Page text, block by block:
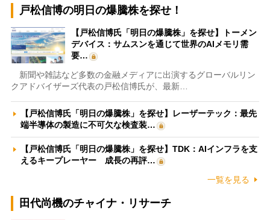
戸松信博の明日の爆騰株を探せ！
【戸松信博氏「明日の爆騰株」を探せ】トーメン
デバイス：サムスンを通じて世界のAIメモリ需
要…
新聞や雑誌など多数の金融メディアに出演するグローバルリン
クアドバイザーズ代表の戸松信博氏が、最新…
【戸松信博氏「明日の爆騰株」を探せ】レーザーテック：最先
端半導体の製造に不可欠な検査装…
【戸松信博氏「明日の爆騰株」を探せ】TDK：AIインフラを支
えるキープレーヤー 成長の再評…
一覧を見る
田代尚機のチャイナ・リサーチ